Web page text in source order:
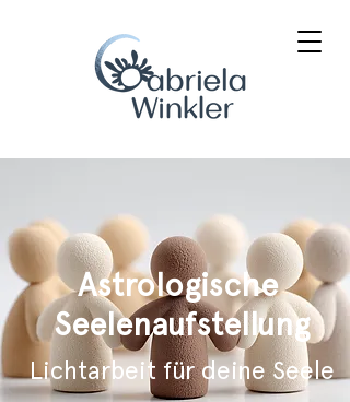
Astrologische
Seelenaufstellung
Lichtarbeit für deine Seele